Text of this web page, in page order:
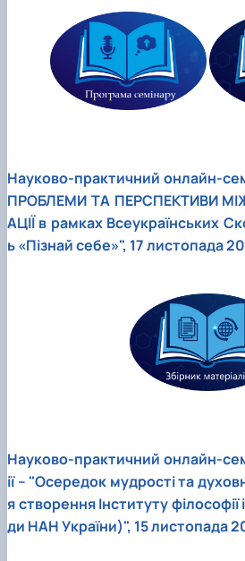
Науково-практичний онлайн-
ПРОБЛЕМИ ТА ПЕРСПЕКТИВИ
АЦІЇ в рамках Всеукраїнських
ь «Пізнай себе»", 17 листопада
Науково-практичний онлайн-
ії – "Осередок мудрості та
я створення Інституту
ди НАН України)", 15 листопада